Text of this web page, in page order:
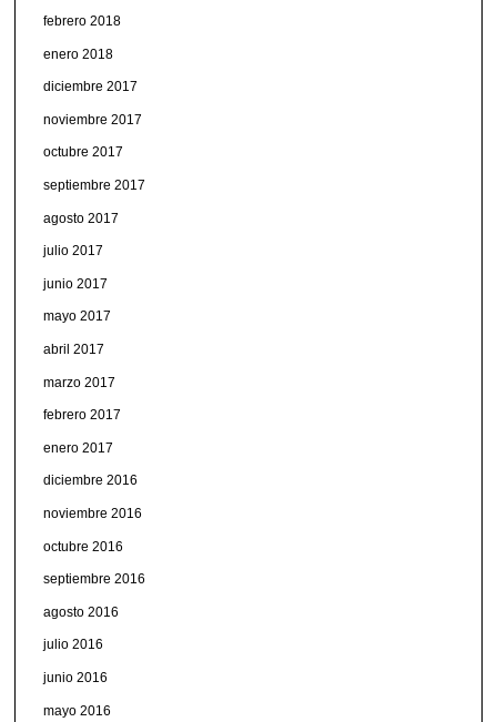
febrero 2018
enero 2018
diciembre 2017
noviembre 2017
octubre 2017
septiembre 2017
agosto 2017
julio 2017
junio 2017
mayo 2017
abril 2017
marzo 2017
febrero 2017
enero 2017
diciembre 2016
noviembre 2016
octubre 2016
septiembre 2016
agosto 2016
julio 2016
junio 2016
mayo 2016